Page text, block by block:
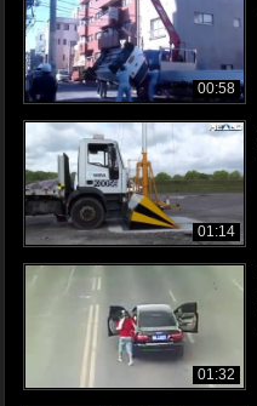
00:58
01:14
01:32